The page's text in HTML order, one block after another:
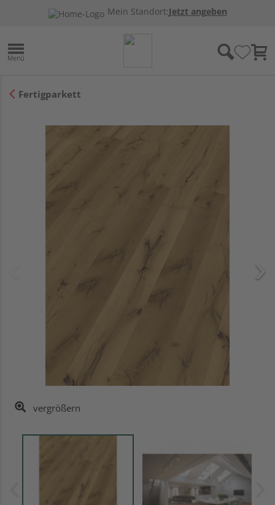
Mein Standort:Jetzt angeben
Fertigparkett
vergrößern